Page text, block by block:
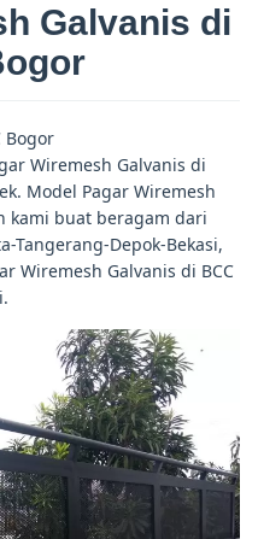
Galvanis di
Bogor
Wiremesh Galvanis di
Model Pagar Wiremesh
kami buat beragam dari
Tangerang-Depok-Bekasi,
Wiremesh Galvanis di BCC